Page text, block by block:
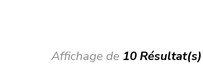
Affichage de 10 Résultat(s)